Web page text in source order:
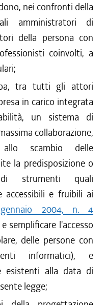
nei confronti della
amministratori di
della persona con
coinvolti, a
tra tutti gli attori
in carico integrata
un sistema di
collaborazione,
scambio delle
la predisposizione o
strumenti quali
accessibili e fruibili ai
2004, n. 4
semplificare l'accesso
delle persone con
informatici), e
esistenti alla data di
legge;